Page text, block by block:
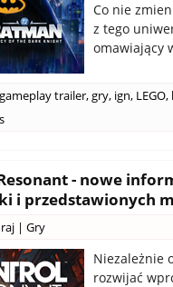
Co nie
z tego
omawiający
gameplay trailer,gry, ign, LEGO,
- nowe
i przedstawionych
| Gry
Niezależnie
rozwijać